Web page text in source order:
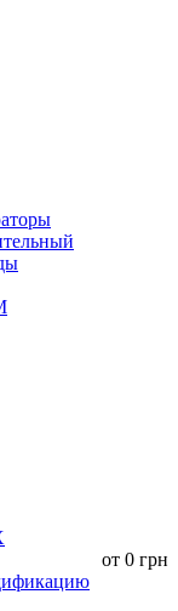
от 0 грн